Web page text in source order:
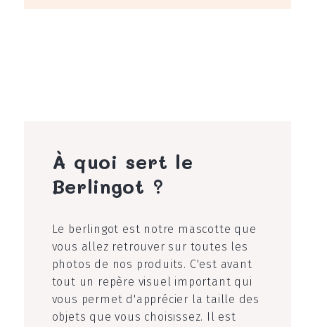
À quoi sert le
Berlingot ?
Le berlingot est notre mascotte que
vous allez retrouver sur toutes les
photos de nos produits. C'est avant
tout un repère visuel important qui
vous permet d'apprécier la taille des
objets que vous choisissez. Il est